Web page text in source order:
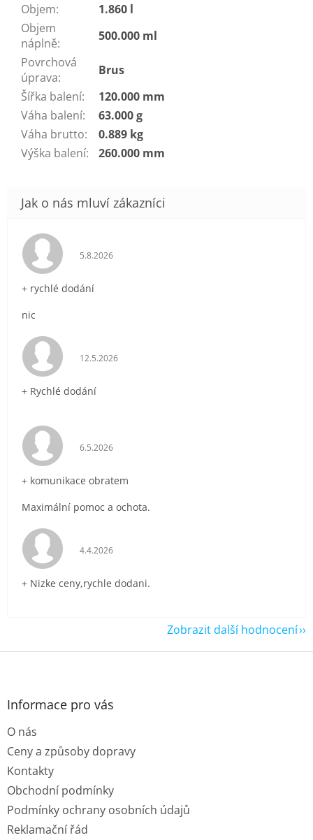
Objem:
1.860 l
Objem
náplně:
500.000 ml
Povrchová
úprava:
Brus
Šířka balení:
120.000 mm
Váha balení:
63.000 g
Váha brutto:
0.889 kg
Výška balení: 260.000 mm
Hodnocení obchodu je 5 z 5 hvězdiček.
5.8.2026
+ rychlé dodání
nic
Hodnocení obchodu je 5 z 5 hvězdiček.
12.5.2026
+ Rychlé dodání
Hodnocení obchodu je 5 z 5 hvězdiček.
6.5.2026
+ komunikace obratem
Maximální pomoc a ochota.
Hodnocení obchodu je 5 z 5 hvězdiček.
4.4.2026
+ Nizke ceny,rychle dodani.
Zobrazit další hodnocení
Z
Informace pro vás
O nás
Ceny a způsoby dopravy
Kontakty
Obchodní podmínky
Podmínky ochrany osobních údajů
Reklamační řád